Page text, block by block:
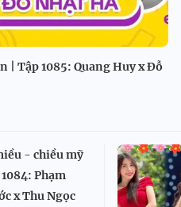
| Tập 1085: Quang Huy x Đỗ
- chiều mỹ
Phạm
x Thu Ngọc